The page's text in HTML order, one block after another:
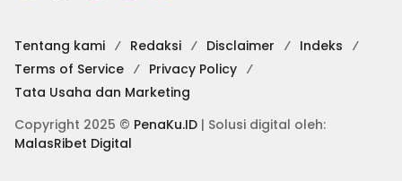
Tentang kami Redaksi Disclaimer
Indeks
Terms of Service
Privacy Policy
Tata Usaha dan Marketing
Copyright 2025 © PenaKu.ID | Solusi digital oleh:
MalasRibet Digital